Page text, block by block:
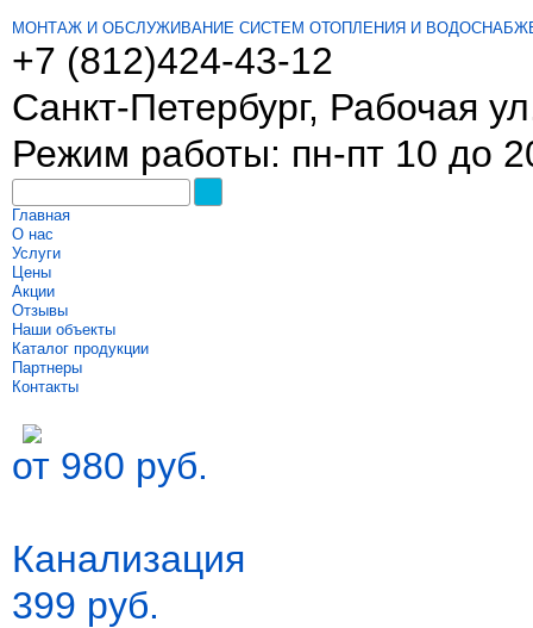
МОНТАЖ И ОБСЛУЖИВАНИЕ СИСТЕМ ОТОПЛЕНИЯ И
+7 (812)424-43-12
Санкт-Петербург, Рабочая
Режим работы: пн-пт 10 до
Главная
О нас
Услуги
Цены
Акции
Отзывы
Наши объекты
Каталог продукции
Партнеры
Контакты
от 980 руб.
Канализация
399 руб.